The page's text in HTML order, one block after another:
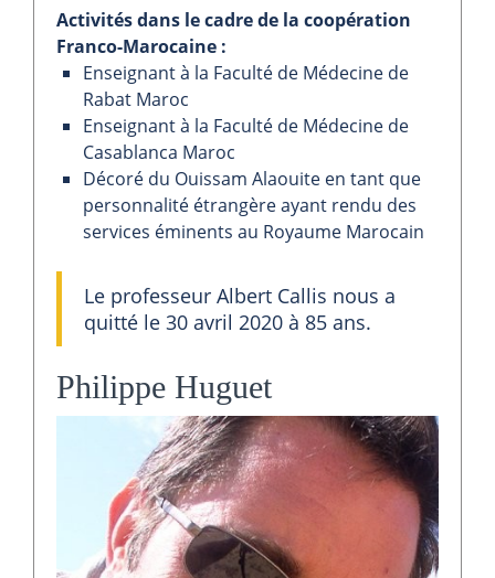
Activités dans le cadre de la coopération
Franco-Marocaine :
Enseignant à la Faculté de Médecine de
Rabat Maroc
Enseignant à la Faculté de Médecine de
Casablanca Maroc
Décoré du Ouissam Alaouite en tant que
personnalité étrangère ayant rendu des
services éminents au Royaume Marocain
Le professeur Albert Callis nous a
quitté le 30 avril 2020 à 85 ans.
Philippe Huguet